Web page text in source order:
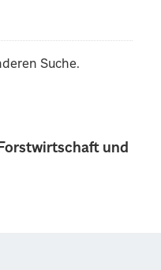
und
Suche.